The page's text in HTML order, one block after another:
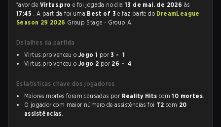
favor de Virtus.proe foi jogada no dia13 de mai. de 2026 às
17:45 . A partida foi uma Best of 3e faz parte do DreamLeague
Season 29 2026 Group Stage - Group A.
Detalhes da partida
Virtus.pro venceu o Jogo 1 por3 - 1
Virtus.pro venceu o Jogo 2 por 26 - 4
Estatísticas chave dos jogadores
Maiores mortes foram causadas por Reality Hits com10 mortes.
O jogador com maior número de assistências foi T2 com 20
assistências.